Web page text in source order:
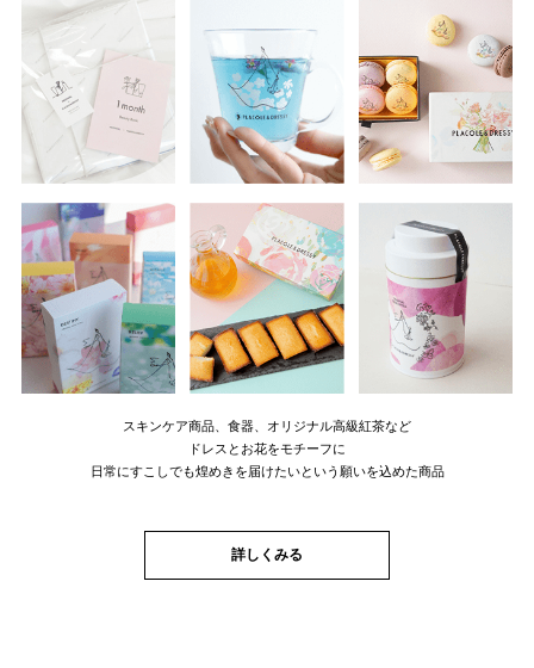
スキンケア商品、食器、オリジナル高級紅茶など
ドレスとお花をモチーフに
日常にすこしでも煌めきを届けたいという願いを込めた商品
詳しくみる